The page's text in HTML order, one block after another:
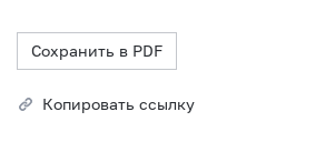
Сохранить в PDF
Копировать ссылку